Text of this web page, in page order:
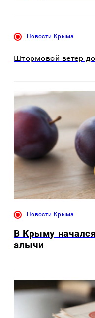
Новости Крыма
Штормовой ветер
Новости Крыма
В Крыму
алычи